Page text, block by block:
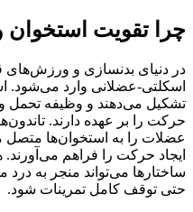
چرا تقویت استخوان
در دنیای بدنسازی و ورزش‌های
اسکلتی-عضلانی وارد می‌شود.
تشکیل می‌دهند و وظیفه تحمل
حرکت را بر عهده دارند.
عضلات را به استخوان‌ها متصل
ایجاد حرکت را فراهم
ساختارها می‌تواند منجر به
حتی توقف کامل تمرینات شود.